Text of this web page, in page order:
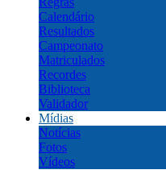
Calendário
Resultados
Campeonato
Matriculados
Recordes
Biblioteca
Validador
Mídias
Notícias
Fotos
Vídeos